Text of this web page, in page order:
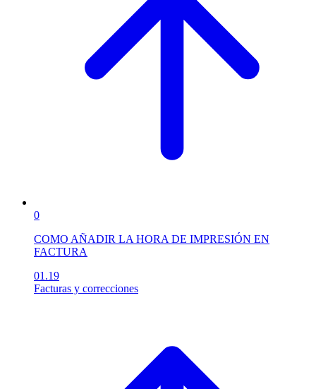
0
COMO AÑADIR LA HORA DE IMPRESIÓN EN
FACTURA
01.19
Facturas y correcciones